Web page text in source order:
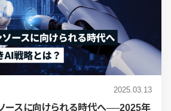
2025.03.13
ースに向けられる時代へ──2025年